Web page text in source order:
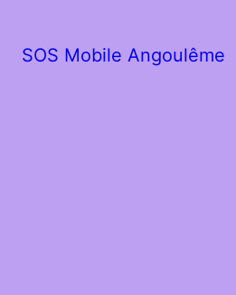
SOS Mobile Angoulême